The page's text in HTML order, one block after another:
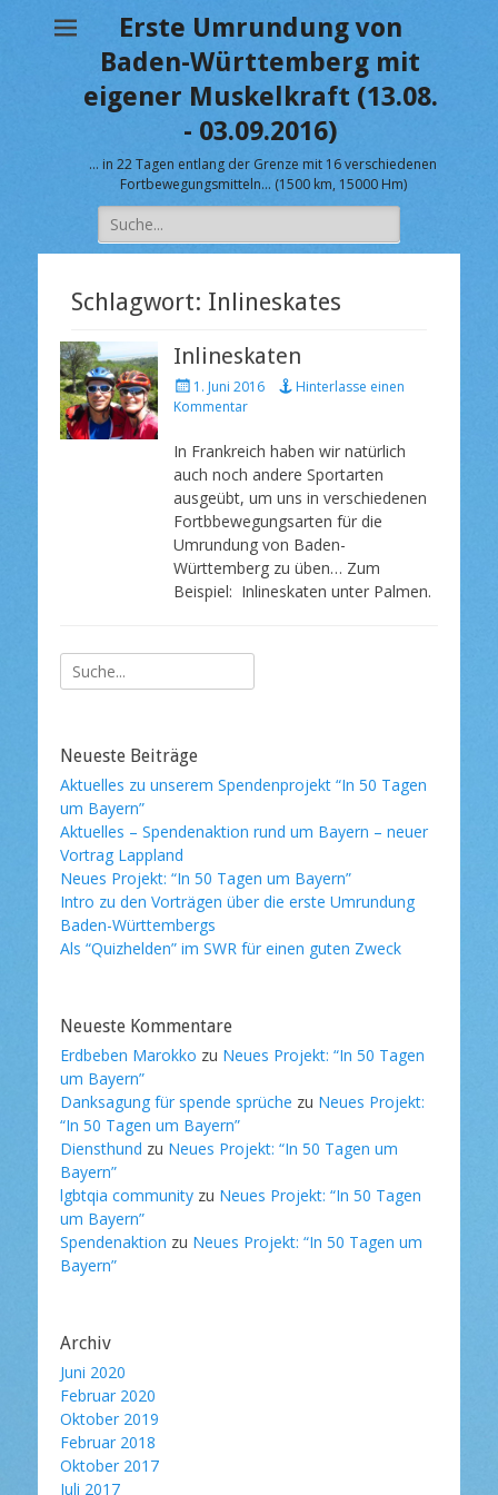
Erste Umrundung von
Baden-Württemberg mit
eigener Muskelkraft (13.08.
- 03.09.2016)
… in 22 Tagen entlang der Grenze mit 16 verschiedenen
Fortbewegungsmitteln… (1500 km, 15000 Hm)
Suche
nach:
Schlagwort: Inlineskates
Inlineskaten
V
e
ö
f
e
n
t
l
i
m
1. Juni 2016
Hinterlasse einen
Kommentar
In Frankreich haben wir natürlich
auch noch andere Sportarten
ausgeübt, um uns in verschiedenen
Fortbbewegungsarten für die
Umrundung von Baden-
Württemberg zu üben… Zum
Beispiel: Inlineskaten unter Palmen.
Suche
nach:
Neueste Beiträge
Aktuelles zu unserem Spendenprojekt “In 50 Tagen
um Bayern”
Aktuelles – Spendenaktion rund um Bayern – neuer
Vortrag Lappland
Neues Projekt: “In 50 Tagen um Bayern”
Intro zu den Vorträgen über die erste Umrundung
Baden-Württembergs
Als “Quizhelden” im SWR für einen guten Zweck
Neueste Kommentare
Erdbeben Marokko zu Neues Projekt: “In 50 Tagen
um Bayern”
Danksagung für spende sprüche zu Neues Projekt:
“In 50 Tagen um Bayern”
Diensthund zu Neues Projekt: “In 50 Tagen um
Bayern”
lgbtqia community zu Neues Projekt: “In 50 Tagen
um Bayern”
Spendenaktion zu Neues Projekt: “In 50 Tagen um
Bayern”
Archiv
Juni 2020
Februar 2020
Oktober 2019
Februar 2018
Oktober 2017
Juli 2017